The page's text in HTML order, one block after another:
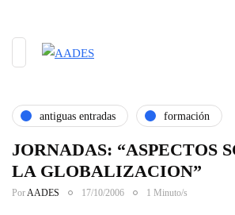
antiguas entradas formación
JORNADAS: “ASPECTOS
LA GLOBALIZACION”
PorAADES 17/10/2006 1 Minuto/s